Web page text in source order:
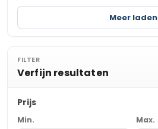
Meer laden
FILTER
Verfijn resultaten
Prijs
Min. Max.